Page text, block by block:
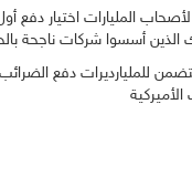
لأصحاب المليارات اختيار
للمليارديرات دفع الضرائب